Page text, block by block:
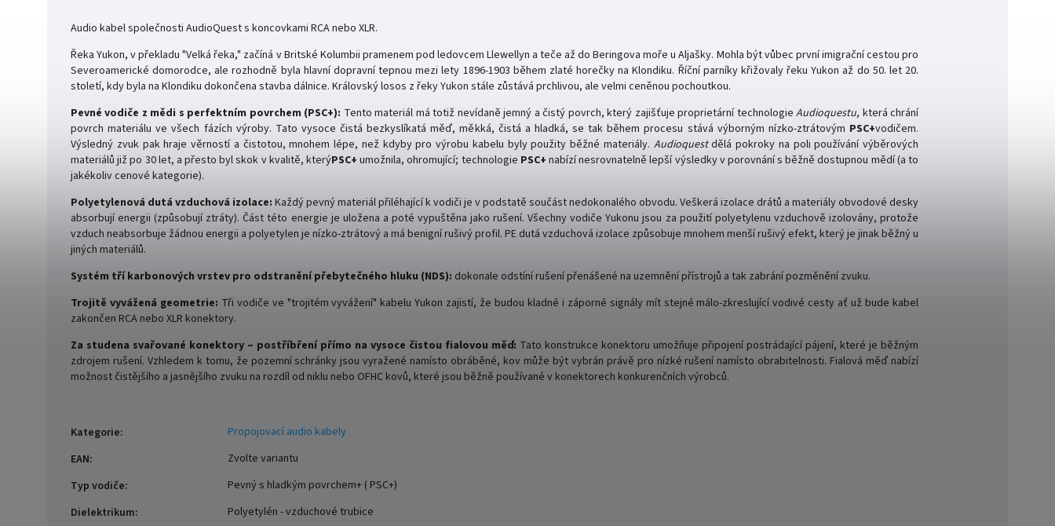
Audio kabel společnosti AudioQuest s koncovkami RCA nebo XLR.
Řeka Yukon, v překladu "Velká řeka," začíná v Britské Kolumbii pramenem pod ledovcem Llewellyn a teče až do Beringova moře u Aljašky. Mohla být vůbec první imigrační cestou pro
Severoamerické domorodce, ale rozhodně byla hlavní dopravní tepnou mezi lety 1896-1903 během zlaté horečky na Klondiku. Říční parníky křižovaly řeku Yukon až do 50. let 20.
století, kdy byla na Klondiku dokončena stavba dálnice. Královský losos z řeky Yukon stále zůstává prchlivou, ale velmi ceněnou pochoutkou.
Pevné vodiče z mědi s perfektním povrchem (PSC+): Tento materiál má totiž nevídaně jemný a čistý povrch, který zajišťuje proprietární technologieAudioquestu, která chrání
povrch materiálu ve všech fázích výroby. Tato vysoce čistá bezkyslíkatá měď, měkká, čistá a hladká, se tak během procesu stává výborným nízko-ztrátovým PSC+vodičem.
Výsledný zvuk pak hraje věrností a čistotou, mnohem lépe, než kdyby pro výrobu kabelu byly použity běžné materiály. Audioquestdělá pokroky na poli používání výběrových
materiálů již po 30 let, a přesto byl skok v kvalitě, kterýPSC+ umožnila, ohromující; technologie PSC+ nabízí nesrovnatelně lepší výsledky v porovnání s běžně dostupnou mědí (a to
jakékoliv cenové kategorie).
Polyetylenová dutá vzduchová izolace: Každý pevný materiál přiléhající k vodiči je v podstatě součást nedokonalého obvodu. Veškerá izolace drátů a materiály obvodové desky
absorbují energii (způsobují ztráty). Část této energie je uložena a poté vypuštěna jako rušení. Všechny vodiče Yukonu jsou za použití polyetylenu vzduchově izolovány, protože
vzduch neabsorbuje žádnou energii a polyetylen je nízko-ztrátový a má benigní rušivý profil. PE dutá vzduchová izolace způsobuje mnohem menší rušivý efekt, který je jinak běžný u
jiných materiálů.
Systém tří karbonových vrstev pro odstranění přebytečného hluku (NDS): dokonale odstíní rušení přenášené na uzemnění přístrojů a tak zabrání pozměnění zvuku.
Trojitě vyvážená geometrie: Tři vodiče ve "trojitém vyvážení" kabelu Yukon zajistí, že budou kladné i záporné signály mít stejné málo-zkreslující vodivé cesty ať už bude kabel
zakončen RCA nebo XLR konektory.
Za studena svařované konektory – postříbření přímo na vysoce čistou fialovou měď: Tato konstrukce konektoru umožňuje připojení postrádající pájení, které je běžným
zdrojem rušení. Vzhledem k tomu, že pozemní schránky jsou vyražené namísto obráběné, kov může být vybrán právě pro nízké rušení namísto obrabitelnosti. Fialová měď nabízí
možnost čistějšího a jasnějšího zvuku na rozdíl od niklu nebo OFHC kovů, které jsou běžně používané v konektorech konkurenčních výrobců.
Kategorie:
Propojovací audio kabely
EAN:
Zvolte variantu
Typ vodiče:
Pevný s hladkým povrchem+ ( PSC+)
Dielektrikum: Polyetylén - vzduchové trubice